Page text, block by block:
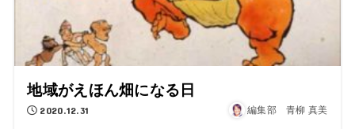
地域がえほん畑になる日
2020.12.31 編集部 青柳 真美